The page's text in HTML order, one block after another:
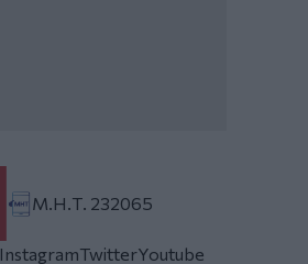
Μ.Η.Τ. 232065
InstagramTwitterYoutube